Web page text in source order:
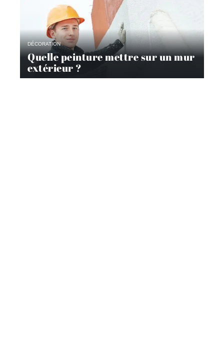
DÉCORATION
Quelle peinture mettre sur un mur
extérieur ?